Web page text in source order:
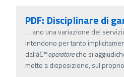
PDF: Disciplinare di
… ano una variazione del
intendono per tanto
dallâ€™operatoreche si
mette a disposizione, sul